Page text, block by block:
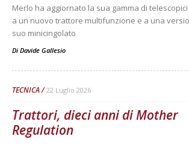
Merlo ha aggiornato la sua gamma di telescopici
a un nuovo trattore multifunzione e a una
suo minicingolato
Di Davide Gallesio
TECNICA 22 Luglio 2026
Trattori, dieci anni di Mother
Regulation